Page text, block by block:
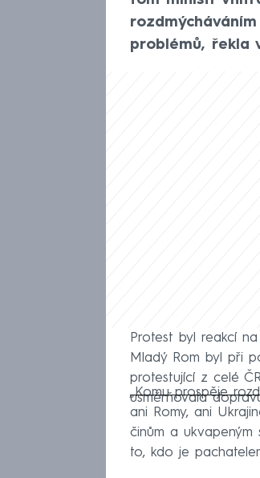
problémů, řekla
Protest byl reakcí
Mladý Rom byl při
protestující z celé
usměrňovala
„Komu prospěje
ani Romy, ani
činům a ukvapeným
to, kdo je